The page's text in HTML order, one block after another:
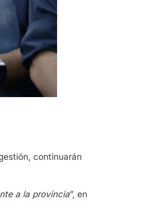
continuarán
a la provincia”, en